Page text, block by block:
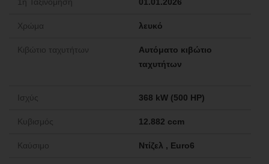
1η Ταξινόμηση 01.01.2026
Χρώμα λευκό
Κιβώτιο ταχυτήτων
Αυτόματο κιβώτιο
ταχυτήτων
Ισχύς 368 kW (500 HP)
Κυβισμός 12.882 ccm
Καύσιμο Ντίζελ , Euro6